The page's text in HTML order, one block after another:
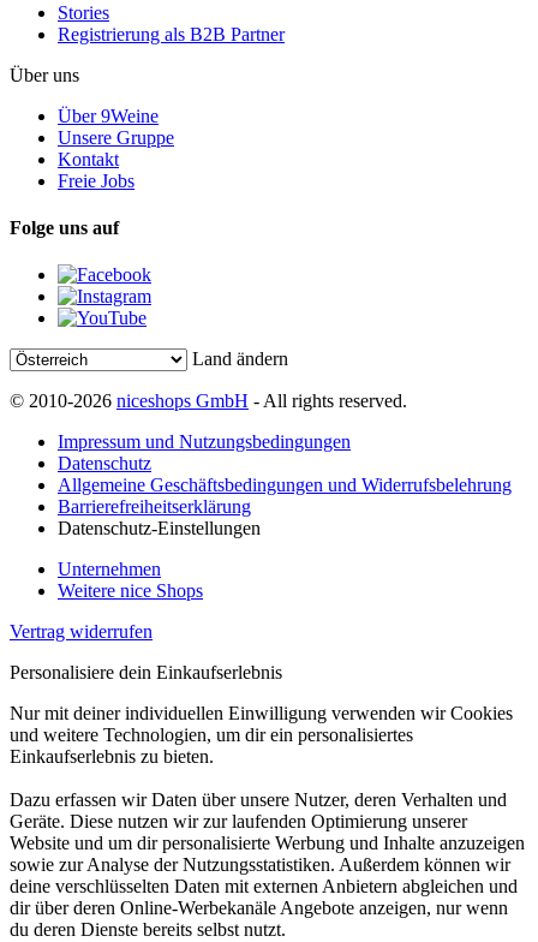
Stories
Registrierung als B2B Partner
Über uns
Über 9Weine
Unsere Gruppe
Kontakt
Freie Jobs
Folge uns auf
Land ändern
© 2010-2026 niceshops GmbH - All rights reserved.
Impressum und Nutzungsbedingungen
Datenschutz
Allgemeine Geschäftsbedingungen und Widerrufsbelehrung
Barrierefreiheitserklärung
Datenschutz-Einstellungen
Unternehmen
Weitere nice Shops
Vertrag widerrufen
Personalisiere dein Einkaufserlebnis
Nur mit deiner individuellen Einwilligung verwenden wir Cookies
und weitere Technologien, um dir ein personalisiertes
Einkaufserlebnis zu bieten.
Dazu erfassen wir Daten über unsere Nutzer, deren Verhalten und
Geräte. Diese nutzen wir zur laufenden Optimierung unserer
Website und um dir personalisierte Werbung und Inhalte anzuzeigen
sowie zur Analyse der Nutzungsstatistiken. Außerdem können wir
deine verschlüsselten Daten mit externen Anbietern abgleichen und
dir über deren Online-Werbekanäle Angebote anzeigen, nur wenn
du deren Dienste bereits selbst nutzt.